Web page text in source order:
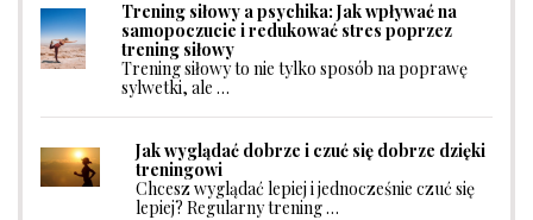
Trening siłowy a psychika: Jak wpływać na
samopoczucie i redukować stres poprzez
trening siłowy
Trening siłowy to nie tylko sposób na poprawę
sylwetki, ale …
Jak wyglądać dobrze i czuć się dobrze dzięki
treningowi
Chcesz wyglądać lepiej i jednocześnie czuć się
lepiej? Regularny trening …